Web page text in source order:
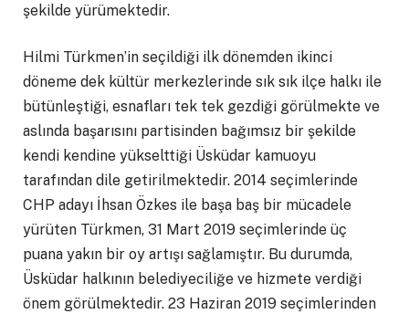
şekilde yürümektedir.
Hilmi Türkmen’in seçildiği ilk dönemden ikinci
döneme dek kültür merkezlerinde sık sık ilçe halkı ile
bütünleştiği, esnafları tek tek gezdiği görülmekte ve
aslında başarısını partisinden bağımsız bir şekilde
kendi kendine yükselttiği Üsküdar kamuoyu
tarafından dile getirilmektedir. 2014 seçimlerinde
CHP adayı İhsan Özkes ile başa baş bir mücadele
yürüten Türkmen, 31 Mart 2019 seçimlerinde üç
puana yakın bir oy artışı sağlamıştır. Bu durumda,
Üsküdar halkının belediyeciliğe ve hizmete verdiği
önem görülmektedir. 23 Haziran 2019 seçimlerinden